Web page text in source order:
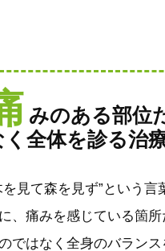
みのある部位
く全体を診る治
を見て森を見ず”という言
、痛みを感じている箇
ではなく全身のバランス